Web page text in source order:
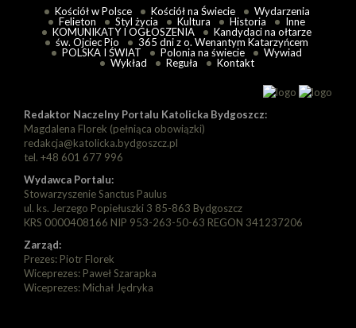
Kościół w Polsce Kościół na Świecie
Wydarzenia
Felieton
Styl życia Kultura Historia
Inne
KOMUNIKATY I OGŁOSZENIA
Kandydaci na ołtarze
św. Ojciec Pio
365 dni z o. Wenantym Katarzyńcem
POLSKA I ŚWIAT
Polonia na świecie
Wywiad
Wykład
Reguła Kontakt
Redaktor Naczelny Portalu Katolicka Bydgoszcz:
Magdalena Florek (pełniąca obowiązki)
redakcja@katolicka.bydgoszcz.pl
tel. +48 601 677 996
Wydawca Portalu:
Stowarzyszenie Sanctus Paulus
ul. ks. Jerzego Popiełuszki 3 85-863 Bydgoszcz
KRS 0000408166 NIP 953-263-50-63 REGON 341237206
Zarząd:
Prezes: Piotr Florek
Wiceprezes: Paweł Szarapka
Wiceprezes: Michał Jędryka